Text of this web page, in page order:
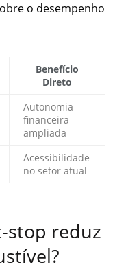
o desempenho
Benefício
Direto
Autonomia
financeira
ampliada
Acessibilidade
no setor atual
stop reduz